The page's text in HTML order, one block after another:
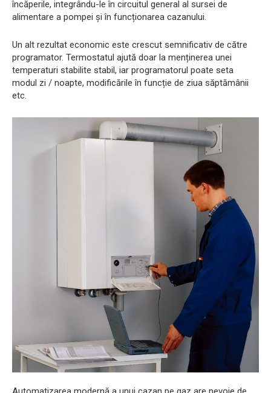
încăperile, integrându-le în circuitul general al sursei de
alimentare a pompei și în funcționarea cazanului.
Un alt rezultat economic este crescut semnificativ de către
programator. Termostatul ajută doar la menținerea unei
temperaturi stabilite stabil, iar programatorul poate seta
modul zi / noapte, modificările în funcție de ziua săptămânii
etc.